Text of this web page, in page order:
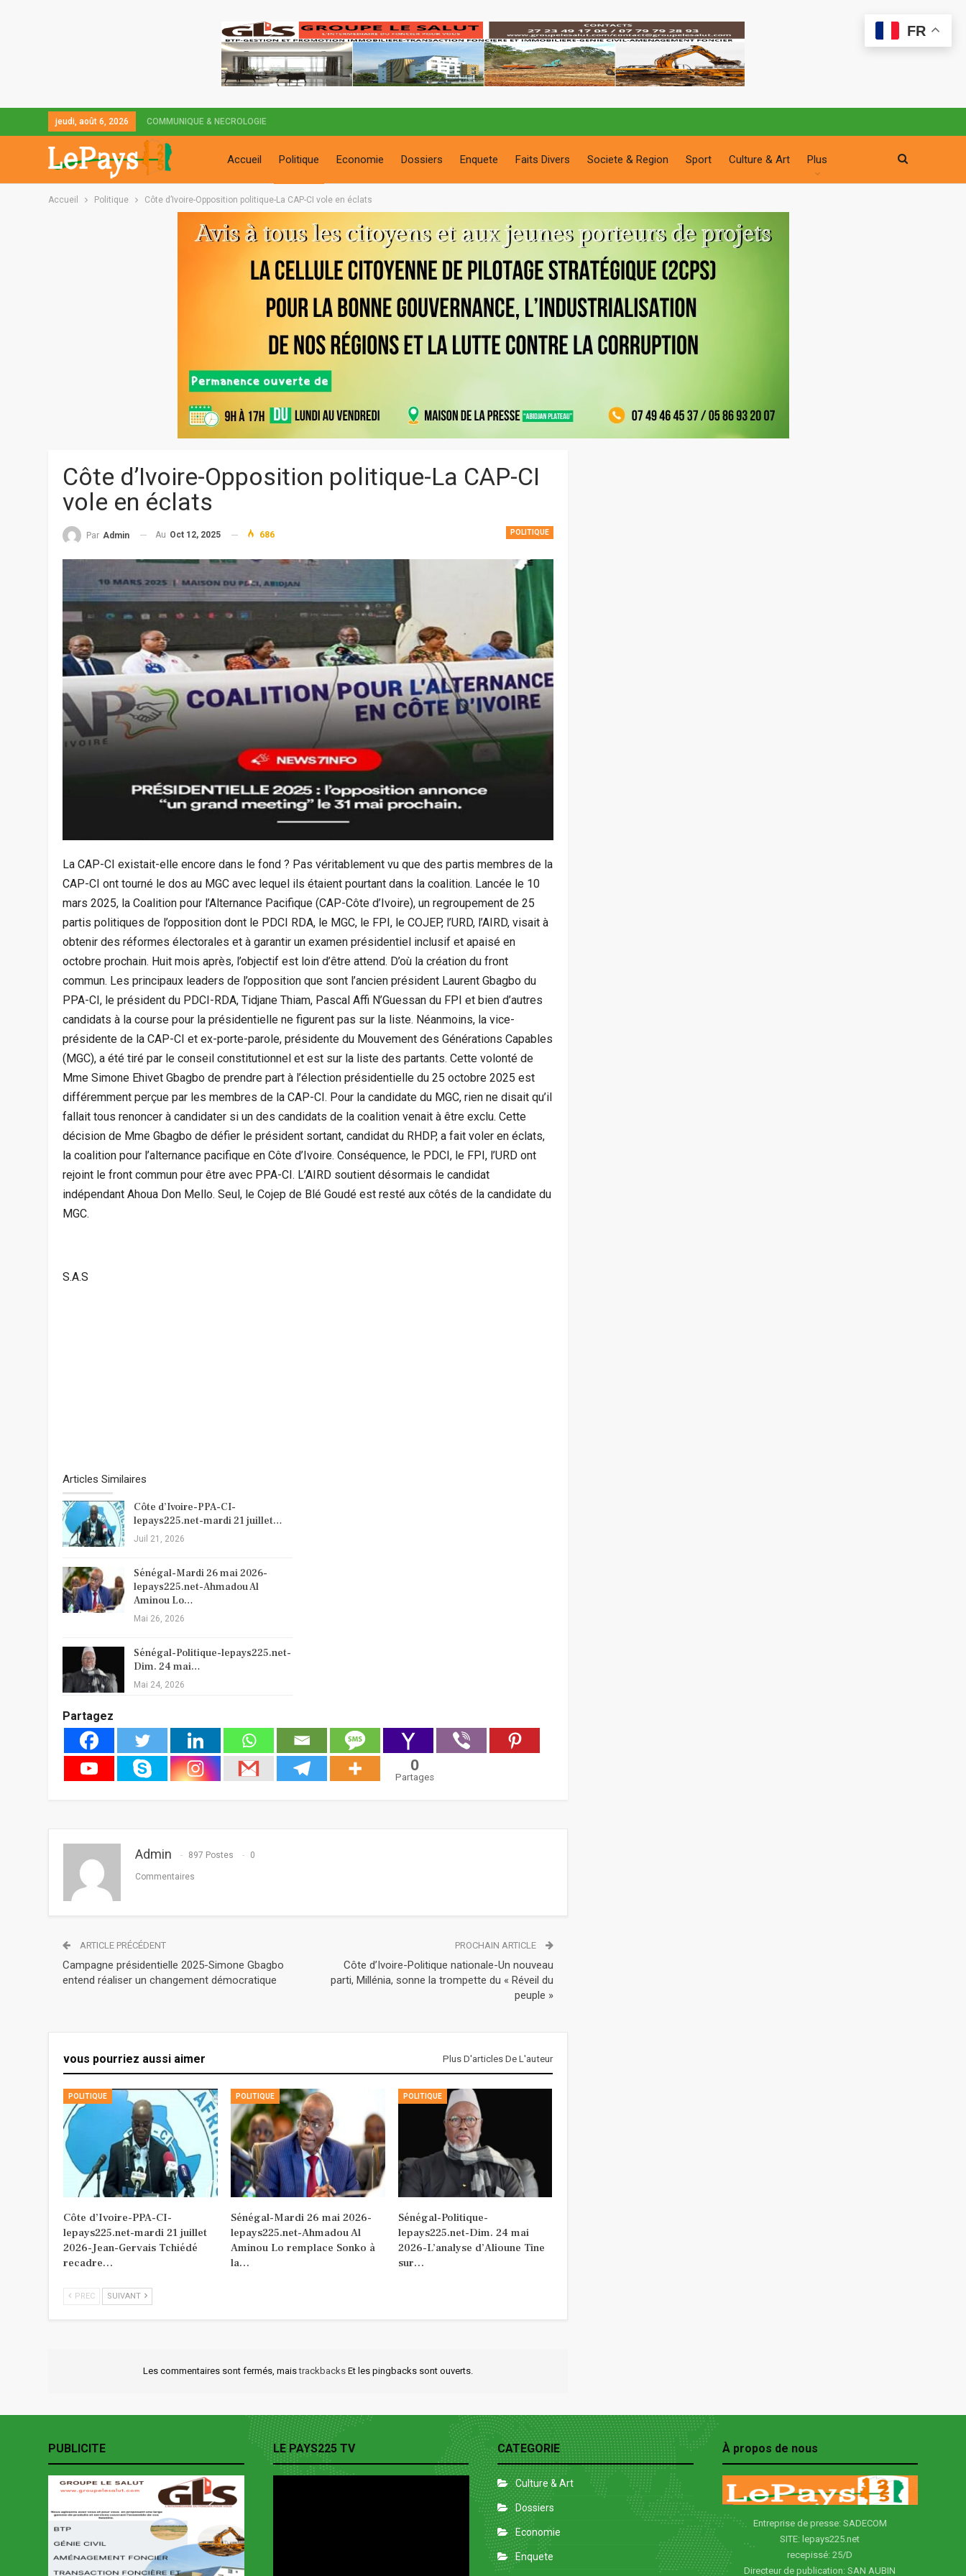
jeudi, août 6, 2026 COMMUNIQUE & NECROLOGIE
Accueil Politique Economie Dossiers Enquete Faits Divers Societe & Region Sport Culture & Art Plus
Accueil Politique Côte d’Ivoire-Opposition politique-La CAP-CI vole en éclats
Côte d’Ivoire-Opposition politique-La CAP-CI
vole en éclats
POLITIQUE
Par Admin Au Oct 12, 2025 686
La CAP-CI existait-elle encore dans le fond ? Pas véritablement vu que des partis membres de la
CAP-CI ont tourné le dos au MGC avec lequel ils étaient pourtant dans la coalition. Lancée le 10
mars 2025, la Coalition pour l’Alternance Pacifique (CAP-Côte d’Ivoire), un regroupement de 25
partis politiques de l’opposition dont le PDCI RDA, le MGC, le FPI, le COJEP, l’URD, l’AIRD, visait à
obtenir des réformes électorales et à garantir un examen présidentiel inclusif et apaisé en
octobre prochain. Huit mois après, l’objectif est loin d’être attend. D’où la création du front
commun. Les principaux leaders de l’opposition que sont l’ancien président Laurent Gbagbo du
PPA-CI, le président du PDCI-RDA, Tidjane Thiam, Pascal Affi N’Guessan du FPI et bien d’autres
candidats à la course pour la présidentielle ne figurent pas sur la liste. Néanmoins, la vice-
présidente de la CAP-CI et ex-porte-parole, présidente du Mouvement des Générations Capables
(MGC), a été tiré par le conseil constitutionnel et est sur la liste des partants. Cette volonté de
Mme Simone Ehivet Gbagbo de prendre part à l’élection présidentielle du 25 octobre 2025 est
différemment perçue par les membres de la CAP-CI. Pour la candidate du MGC, rien ne disait qu’il
fallait tous renoncer à candidater si un des candidats de la coalition venait à être exclu. Cette
décision de Mme Gbagbo de défier le président sortant, candidat du RHDP, a fait voler en éclats,
la coalition pour l’alternance pacifique en Côte d’Ivoire. Conséquence, le PDCI, le FPI, l’URD ont
rejoint le front commun pour être avec PPA-CI. L’AIRD soutient désormais le candidat
indépendant Ahoua Don Mello. Seul, le Cojep de Blé Goudé est resté aux côtés de la candidate du
MGC.
S.A.S
Articles Similaires
Côte d’Ivoire-PPA-CI-
lepays225.net-mardi 21 juillet…
Juil 21, 2026
Sénégal-Mardi 26 mai 2026-
lepays225.net-Ahmadou Al
Aminou Lo…
Mai 26, 2026
Sénégal-Politique-lepays225.net-
Dim. 24 mai…
Mai 24, 2026
Partagez
0
Partages
Admin 897 Postes 0
Commentaires
ARTICLE PRÉCÉDENT
Campagne présidentielle 2025-Simone Gbagbo
entend réaliser un changement démocratique
PROCHAIN ARTICLE
Côte d’Ivoire-Politique nationale-Un nouveau
parti, Millénia, sonne la trompette du « Réveil du
peuple »
vous pourriez aussi aimer Plus D'articles De L'auteur
POLITIQUE
Côte d’Ivoire-PPA-CI-
lepays225.net-mardi 21 juillet
2026-Jean-Gervais Tchiédé
recadre…
POLITIQUE
Sénégal-Mardi 26 mai 2026-
lepays225.net-Ahmadou Al
Aminou Lo remplace Sonko à
la…
POLITIQUE
Sénégal-Politique-
lepays225.net-Dim. 24 mai
2026-L’analyse d’Alioune Tine
sur…
PREC SUIVANT
Les commentaires sont fermés, maistrackbacks Et les pingbacks sont ouverts.
PUBLICITE LE PAYS225 TV CATEGORIE
Culture & Art
Dossiers
Economie
Enquete
À propos de nous
Entreprise de presse: SADECOM
SITE: lepays225.net
recepissé: 25/D
Directeur de publication: SAN AUBIN
FR